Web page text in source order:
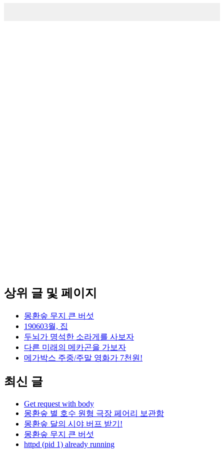
상위 글 및 페이지
몽환숲 무지 큰 버섯
190603월, 집
두뇌가 명석한 소라게를 사보자
다른 미래의 메카곤을 가보자
메가박스 주중/주말 영화가 7천원!
최신 글
Get request with body
몽환숲 별 호수 원형 극장 페어리 보관함
몽환숲 달의 시야 버프 받기!
몽환숲 무지 큰 버섯
httpd (pid 1) already running